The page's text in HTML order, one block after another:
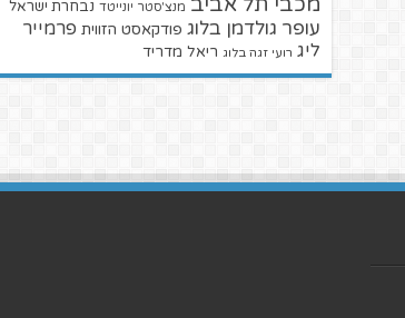
מנצ'סטר יונייטד נבחרת ישראל
עופר גולדמן בלוג פודקאסט הזווית פרמייר
ליג רועי זגה בלוג ריאל מדריד